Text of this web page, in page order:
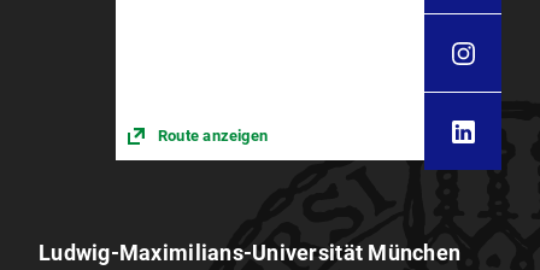
Route anzeigen
Ludwig-Maximilians-Universität München